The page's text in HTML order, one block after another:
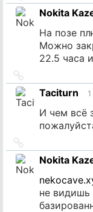
на
источник
Nokita
На позе
Можно
22.5 часа
на
источник
Taciturn
И чем всё
на
источник
Nokita
не видишь